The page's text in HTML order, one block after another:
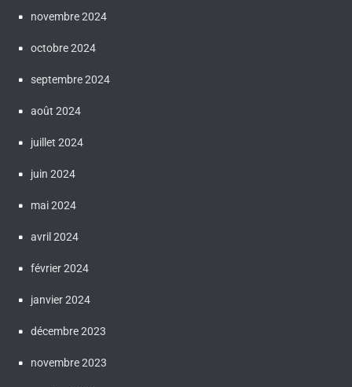
novembre 2024
octobre 2024
septembre 2024
août 2024
juillet 2024
juin 2024
mai 2024
avril 2024
février 2024
janvier 2024
décembre 2023
novembre 2023